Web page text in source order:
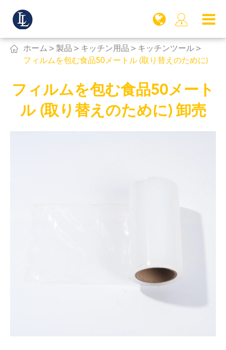

 ホーム 製品 キッチン用品
キッチンツール
フィルムを包む食品50メートル (取り替えのために)
フィルムを包む食品50メート
ル (取り替えのために) 卸売